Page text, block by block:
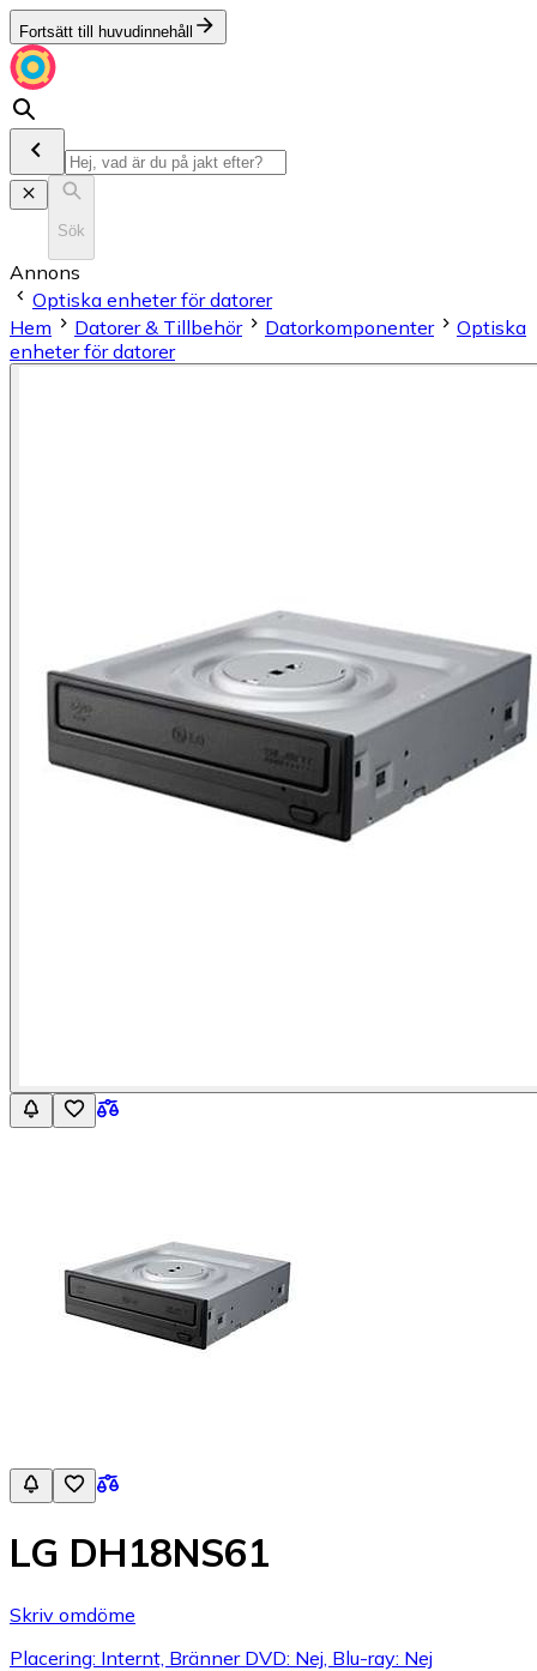
Fortsätt till huvudinnehåll
Sök
Annons
Optiska enheter för datorer
Hem
Datorer & Tillbehör Datorkomponenter
Optiska
enheter för datorer
LG DH18NS61
Skriv omdöme
Placering: Internt, Bränner DVD: Nej, Blu-ray: Nej